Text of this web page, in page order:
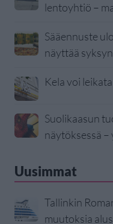
lentoyhtiö –
Sääennuste
näyttää
Kela voi
Suolikaasun
näytöksessä
Uusimmat
Tallinkin
muutoksia